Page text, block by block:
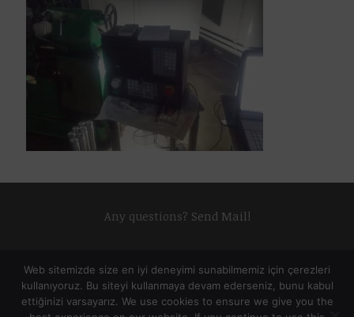
Any questions? Send Mail!
Web sitemizde size en iyi deneyimi sunabilmemiz için çerezleri
kullanıyoruz. Bu siteyi kullanmaya devam ederseniz, bunu kabul
ettiğinizi varsayarız. We use cookies to ensure we give you the